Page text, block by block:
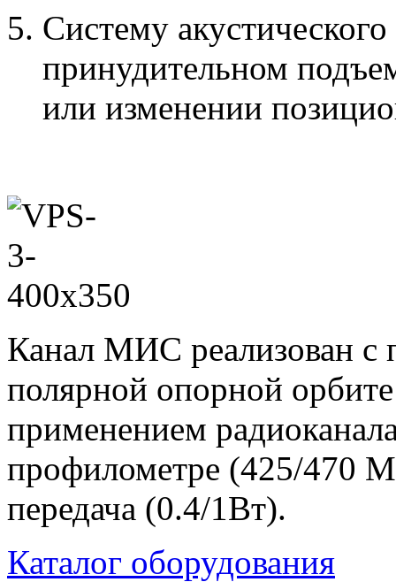
Систему
принудительном
или изменении
Канал МИС реализован с
полярной опорной
применением
профилометре (425/470
передача (0.4/1Вт).
Каталог оборудования